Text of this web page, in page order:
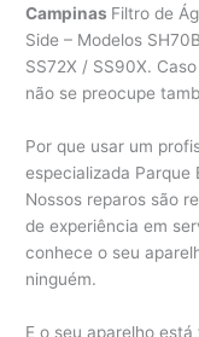
Campinas Filtro de
Side – Modelos
SS72X / SS90X.
não se preocupe
Por que usar um
especializada Parque
Nossos reparos são
de experiência em
conhece o seu
ninguém.
E o seu aparelho